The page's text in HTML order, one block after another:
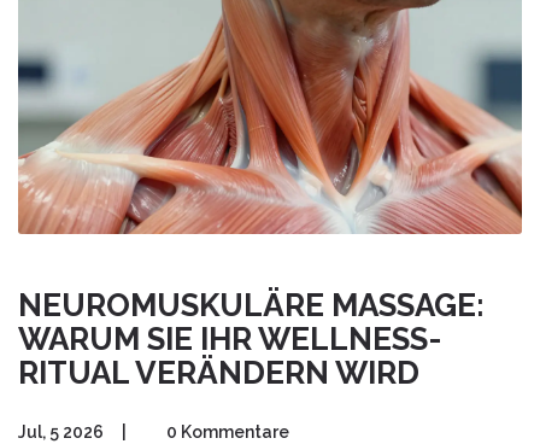
NEUROMUSKULÄRE MASSAGE:
WARUM SIE IHR WELLNESS-
RITUAL VERÄNDERN WIRD
Jul, 5 2026 0 Kommentare